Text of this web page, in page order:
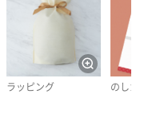
ラッピング のしカ